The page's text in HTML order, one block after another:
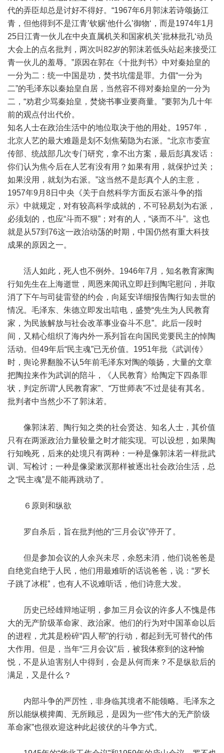
代的弄臣却总是讨好不得好。“1967年6月郭沫若诗颂扬江
青，但他得到不是江青’钦赐‘他什么’御物‘，而是1974年1月
25日江青一伙儿在中央直属机关和国家机关’批林批孔‘动员
大会上的点名批判，两次叫82岁的郭沫若低头站起来接受江
青一伙儿的羞辱。”原因在郭在《十批判书》中对秦始皇的
一分为二：统一中国是功，焚书坑儒是罪。力倡“一分为
二”的毛泽东以秦始皇自居，当然容不得对秦始皇的一分为
二，“劝君少骂秦始皇，焚烧书事业要商量。”要郭为几十年
前的观点付出代价。
知名人士在政治生活中的地位取决于他的用处。1957年，
北京人艺的最大难题是划不划焦菊隐为右派。“北京市委宣
传部、统战部几次专门研究，拿不出方案，最后彭真发话：
你们认为焦今后在人艺有没有用？如果有用，就保护过关；
如果没用，就划为右派。”这当然不是彭真个人的主意，
1957年9月8日中央《关于自然科学方面反右派斗争的指
示》中就规定，对有较高科学成就的，不可轻易划为右派，
必须划的，也应“斗而不狠”；对有的人，“谈而不斗”。这也
就是从57到76这一政治动荡的时期，中国仍然有重大科技
成果的原因之一。
活人如此，死人也不例外。1946年7月，知名教育家陶
行知先生在上海逝世，周恩来闻讯立即赶到陶宅慰问，并取
消了下午与司徒雷登的约会，向延安详细报告陶行知去世的
情况。毛泽东、朱德立即发出唁电，盛赞“先生为人民教育
家，为民族解放与社会改革事业奋斗不息”。此后一段时
间，又精心组织了海内外一系列旨在向国民党要民主的悼陶
活动。但49年后“民主魂”已无价值。1951年批《武训传》
时，舆论界翻脸不认5年前毛泽东对陶的颂扬，大量的文章
把陶拉来作为武训的陪斗，《人民教育》给陶定下四条罪
状，判定所谓“人民教育家”、“万世师表”不过是徒有其名。
批判者中当然少不了郭沫若。
像郭沫若、陶行知之类的社会贤达、知名人士，其价值
只有在两派政治力量较量之时才能实现。可以设想，如果陶
行知晚死，后来的处境只有两种：一种是像郭沫若一样批武
训、写检讨；一种是像梁漱溟那样被逐出社会政治生活，总
之“民主魂”是不能再跳动了。
６原则和纵欲
罗自杀后，旨在批判他的“三月会议”停开了。
但是参加会议的人余兴未尽，余怒未消，他们说爸爸是
自绝党自绝于人民，他们用最难听的话说爸爸，说：“罗长
子跳了冰棍”，也有人不说难听话，他们诗意大发。
历史已经雄辩地证明，参加三月会议的许多人不愧是伟
大的无产阶级革命家、政治家。他们的行为对中国革命以后
的进程，尤其是粉碎“四人帮”的行动，都起到无可替代的伟
大作用。但是，当年“三月会议”后，被我体察到的这种愉
悦，不是从迫害别人中得到，会是从何而来？不是纵欲后的
满足，又是什么？
内部斗争的严厉性，非身临其境者不能领略。毛泽东之
所以能纵横捭阖、无所顾忌，是因为一些“伟大的无产阶级
革命家”也很欢迎这种此起彼伏的斗争方式。